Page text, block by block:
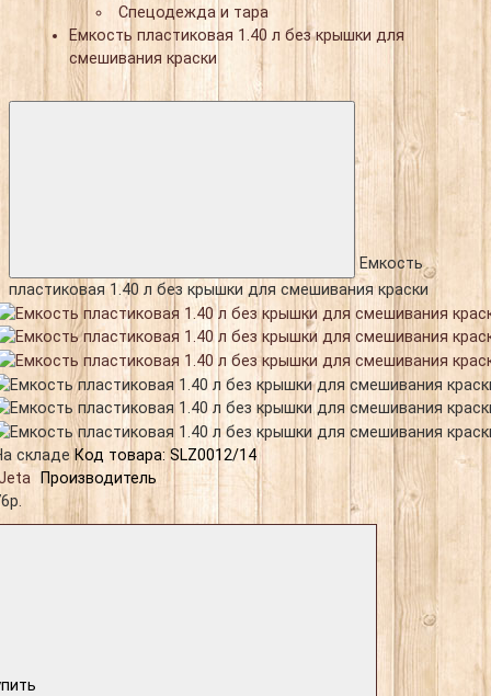
Спецодежда и тара
Емкость пластиковая 1.40 л без крышки для
смешивания краски
Емкость
пластиковая 1.40 л без крышки для смешивания краски
складе Код товара: SLZ0012/14
Производитель